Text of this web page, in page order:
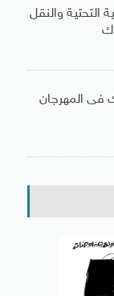
التحتية والنقل
فى المهرجان